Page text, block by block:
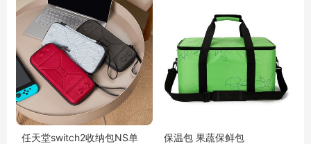
任天堂switch2收纳包NS单
保温包 果蔬保鲜包